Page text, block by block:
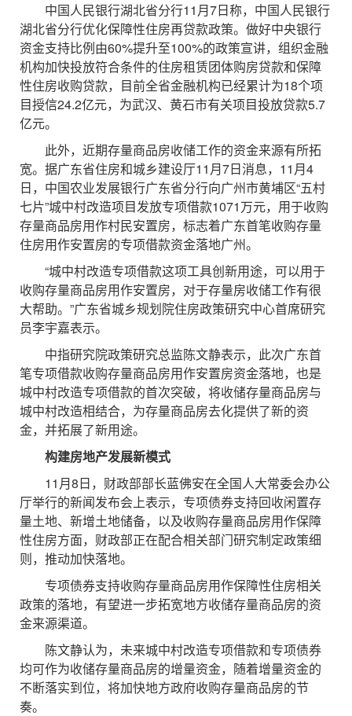
中国人民银行湖北省分行11月7日称，中国人民银行
湖北省分行优化保障性住房再贷款政策。做好中央银行
资金支持比例由60%提升至100%的政策宣讲，组织金融
机构加快投放符合条件的住房租赁团体购房贷款和保障
性住房收购贷款，目前全省金融机构已经累计为18个项
目授信24.2亿元，为武汉、黄石市有关项目投放贷款5.7
亿元。
此外，近期存量商品房收储工作的资金来源有所拓
宽。据广东省住房和城乡建设厅11月7日消息，11月4
日，中国农业发展银行广东省分行向广州市黄埔区“五村
七片”城中村改造项目发放专项借款1071万元，用于收购
存量商品房用作村民安置房，标志着广东首笔收购存量
住房用作安置房的专项借款资金落地广州。
“城中村改造专项借款这项工具创新用途，可以用于
收购存量商品房用作安置房，对于存量房收储工作有很
大帮助。”广东省城乡规划院住房政策研究中心首席研究
员李宇嘉表示。
中指研究院政策研究总监陈文静表示，此次广东首
笔专项借款收购存量商品房用作安置房资金落地，也是
城中村改造专项借款的首次突破，将收储存量商品房与
城中村改造相结合，为存量商品房去化提供了新的资
金，并拓展了新用途。
构建房地产发展新模式
11月8日，财政部部长蓝佛安在全国人大常委会办公
厅举行的新闻发布会上表示，专项债券支持回收闲置存
量土地、新增土地储备，以及收购存量商品房用作保障
性住房方面，财政部正在配合相关部门研究制定政策细
则，推动加快落地。
专项债券支持收购存量商品房用作保障性住房相关
政策的落地，有望进一步拓宽地方收储存量商品房的资
金来源渠道。
陈文静认为，未来城中村改造专项借款和专项债券
均可作为收储存量商品房的增量资金，随着增量资金的
不断落实到位，将加快地方政府收购存量商品房的节
奏。